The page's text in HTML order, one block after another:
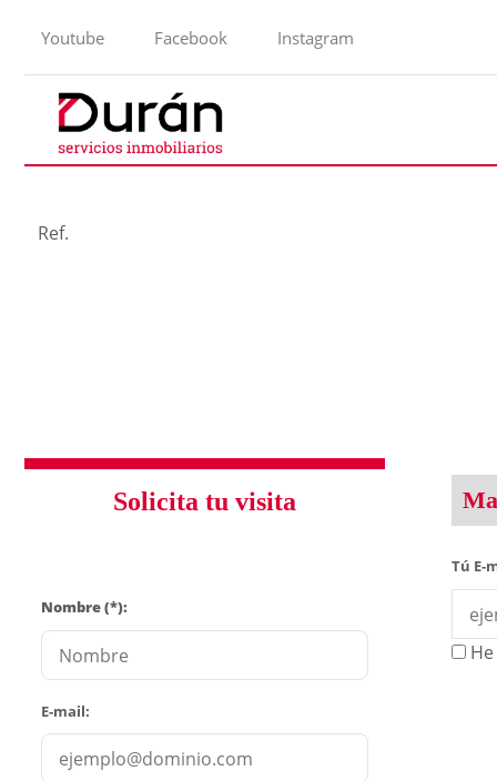
Youtube Facebook Instagram
Ref.
Solicita tu visita
Nombre (*):
E-mail:
Tú E-